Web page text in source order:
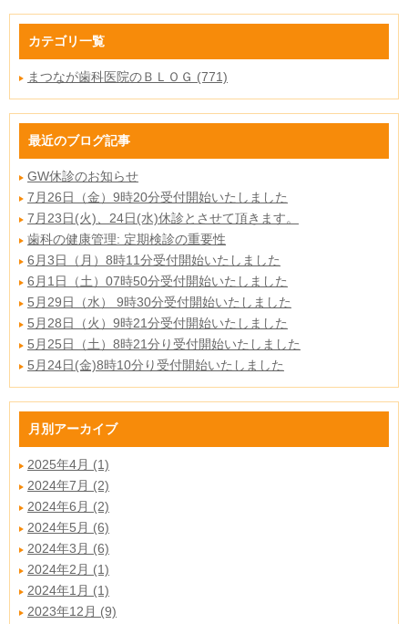
カテゴリ一覧
まつなが歯科医院のＢＬＯＧ (771)
最近のブログ記事
GW休診のお知らせ
7月26日（金）9時20分受付開始いたしました
7月23日(火)、24日(水)休診とさせて頂きます。
歯科の健康管理: 定期検診の重要性
6月3日（月）8時11分受付開始いたしました
6月1日（土）07時50分受付開始いたしました
5月29日（水） 9時30分受付開始いたしました
5月28日（火）9時21分受付開始いたしました
5月25日（土）8時21分り受付開始いたしました
5月24日(金)8時10分り受付開始いたしました
月別アーカイブ
2025年4月 (1)
2024年7月 (2)
2024年6月 (2)
2024年5月 (6)
2024年3月 (6)
2024年2月 (1)
2024年1月 (1)
2023年12月 (9)